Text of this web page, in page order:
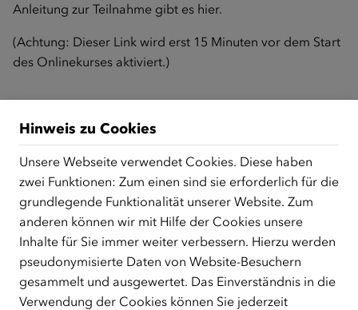
Anleitung zur Teilnahme gibt es hier.
(Achtung: Dieser Link wird erst 15 Minuten vor dem Start
des Onlinekurses aktiviert.)
Zurück zur Übersicht
ÜBER UNS
Der Österreichische Integrationsfonds (ÖIF) ist ein Fonds der
Republik Österreich, der Flüchtlinge, subsidiär
Schutzberechtigte, Vertriebene sowie Zuwander/innen als
zentrale Anlaufstelle bei der Integration in Österreich
unterstützt.
mehr
Hinweis zu Cookies
Unsere Webseite verwendet Cookies. Diese haben
zwei Funktionen: Zum einen sind sie erforderlich für die
grundlegende Funktionalität unserer Website. Zum
anderen können wir mit Hilfe der Cookies unsere
Inhalte für Sie immer weiter verbessern. Hierzu werden
pseudonymisierte Daten von Website-Besuchern
gesammelt und ausgewertet. Das Einverständnis in die
Verwendung der Cookies können Sie jederzeit